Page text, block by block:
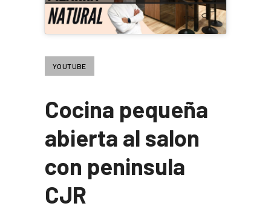
YOUTUBE
Cocina pequeña
abierta al salon
con peninsula
CJR